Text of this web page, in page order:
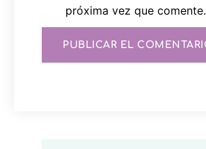
próxima vez que comente.